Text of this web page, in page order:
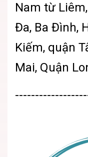
Nam từ
Đa, Ba Đình,
Kiếm, quận
Mai, Quận